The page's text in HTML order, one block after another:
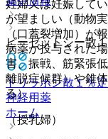
ピーゼットシー散
トリラホン散１％
神経用薬
ホーム
妊婦又は妊娠して
が望ましい（動物
（口蓋裂増加）が
病薬が投与された
害、振戦、筋緊張
離脱症候群）や錐
る）。
（授乳婦）